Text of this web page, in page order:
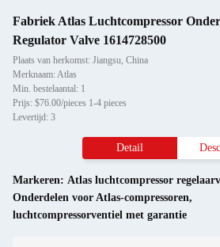
Fabriek Atlas Luchtcompressor
Regulator Valve 1614728500
Plaats van herkomst: Jiangsu, China
Merknaam: Atlas
Min. bestelaantal: 1
Prijs: $76.00/pieces 1-4 pieces
Levertijd: 3
Detail
Markeren: Atlas luchtcompressor
Onderdelen voor Atlas-compressoren,
luchtcompressorventiel met garantie